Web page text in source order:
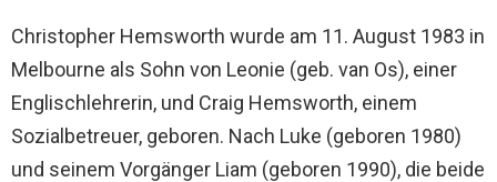
Christopher Hemsworth wurde am 11. August 1983 in
Melbourne als Sohn von Leonie (geb. van Os), einer
Englischlehrerin, und Craig Hemsworth, einem
Sozialbetreuer, geboren. Nach Luke (geboren 1980)
und seinem Vorgänger Liam (geboren 1990), die beide